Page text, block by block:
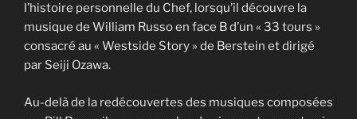
l’histoire personnelle du Chef, lorsqu’il découvre la
musique de William Russo en face B d’un « 33 tours »
consacré au « Westside Story » de Berstein et dirigé
par Seiji Ozawa.
Au-delà de la redécouvertes des musiques composées